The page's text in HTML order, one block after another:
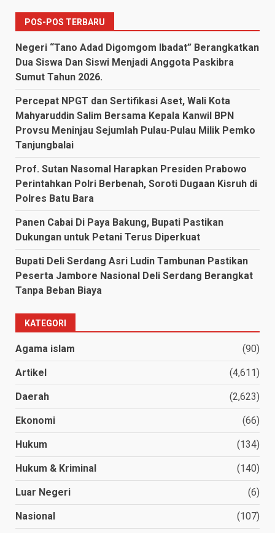
POS-POS TERBARU
Negeri “Tano Adad Digomgom Ibadat” Berangkatkan
Dua Siswa Dan Siswi Menjadi Anggota Paskibra
Sumut Tahun 2026.
Percepat NPGT dan Sertifikasi Aset, Wali Kota
Mahyaruddin Salim Bersama Kepala Kanwil BPN
Provsu Meninjau Sejumlah Pulau-Pulau Milik Pemko
Tanjungbalai
Prof. Sutan Nasomal Harapkan Presiden Prabowo
Perintahkan Polri Berbenah, Soroti Dugaan Kisruh di
Polres Batu Bara
Panen Cabai Di Paya Bakung, Bupati Pastikan
Dukungan untuk Petani Terus Diperkuat
Bupati Deli Serdang Asri Ludin Tambunan Pastikan
Peserta Jambore Nasional Deli Serdang Berangkat
Tanpa Beban Biaya
KATEGORI
Agama islam (90)
Artikel (4,611)
Daerah (2,623)
Ekonomi (66)
Hukum (134)
Hukum & Kriminal (140)
Luar Negeri (6)
Nasional (107)